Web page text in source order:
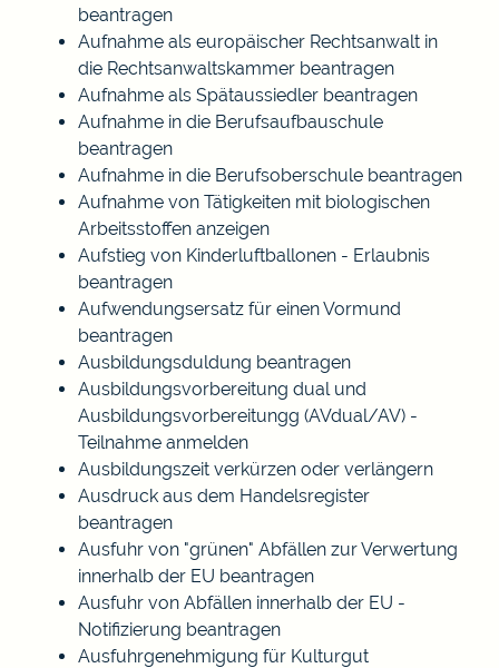
beantragen
Aufnahme als europäischer Rechtsanwalt in
die Rechtsanwaltskammer beantragen
Aufnahme als Spätaussiedler beantragen
Aufnahme in die Berufsaufbauschule
beantragen
Aufnahme in die Berufsoberschule beantragen
Aufnahme von Tätigkeiten mit biologischen
Arbeitsstoffen anzeigen
Aufstieg von Kinderluftballonen - Erlaubnis
beantragen
Aufwendungsersatz für einen Vormund
beantragen
Ausbildungsduldung beantragen
Ausbildungsvorbereitung dual und
Ausbildungsvorbereitungg (AVdual/AV) -
Teilnahme anmelden
Ausbildungszeit verkürzen oder verlängern
Ausdruck aus dem Handelsregister
beantragen
Ausfuhr von "grünen" Abfällen zur Verwertung
innerhalb der EU beantragen
Ausfuhr von Abfällen innerhalb der EU -
Notifizierung beantragen
Ausfuhrgenehmigung für Kulturgut